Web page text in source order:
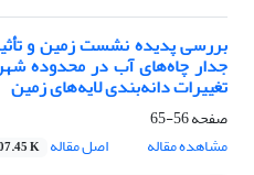
بررسی پدیده نشست زمین و
جدار چاه‌های آب در محدوده
تغییرات دانه‌بندی لایه‌های زمین
صفحه56-65
مشاهده مقاله
اصل مقاله K